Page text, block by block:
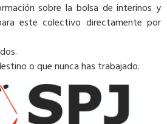
sobre la bolsa de interinos y
este colectivo directamente por
o que nunca has trabajado.